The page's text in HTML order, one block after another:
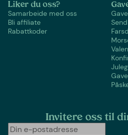
Liker du oss?
Samarbeide med oss
Bli affiliate
Rabattkoder
Invitere oss til